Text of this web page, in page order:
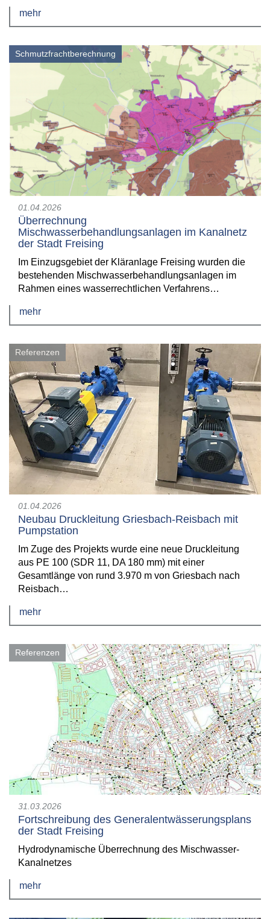
mehr
Schmutzfrachtberechnung
01.04.2026
Überrechnung
Mischwasserbehandlungsanlagen im Kanalnetz
der Stadt Freising
Im Einzugsgebiet der Kläranlage Freising wurden die
bestehenden Mischwasserbehandlungsanlagen im
Rahmen eines wasserrechtlichen Verfahrens…
mehr
Referenzen
01.04.2026
Neubau Druckleitung Griesbach-Reisbach mit
Pumpstation
Im Zuge des Projekts wurde eine neue Druckleitung
aus PE 100 (SDR 11, DA 180 mm) mit einer
Gesamtlänge von rund 3.970 m von Griesbach nach
Reisbach…
mehr
Referenzen
31.03.2026
Fortschreibung des Generalentwässerungsplans
der Stadt Freising
Hydrodynamische Überrechnung des Mischwasser-
Kanalnetzes
mehr